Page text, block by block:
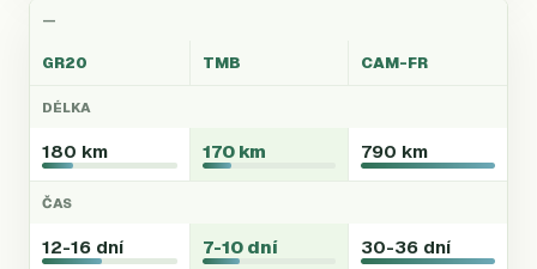
—
GR20 TMB CAM-FR
DÉLKA
180 km 170 km 790 km
ČAS
12-16 dní 7-10 dní 30-36 dní